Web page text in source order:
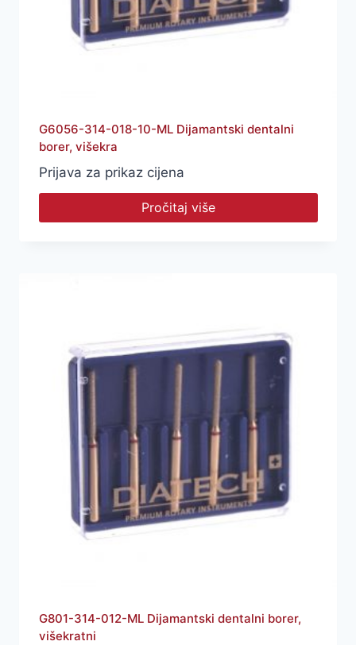
G6056-314-018-10-ML Dijamantski dentalni
borer, višekra
Prijava za prikaz cijena
Pročitaj više
G801-314-012-ML Dijamantski dentalni borer,
višekratni